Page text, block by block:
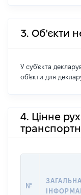
3. Об'єкти
У суб'єкта
об'єкти для
4. Цінне
№
ЗАГАЛЬНА